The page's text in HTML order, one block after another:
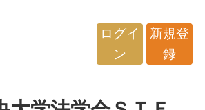
ログイ
ン
新規登
録